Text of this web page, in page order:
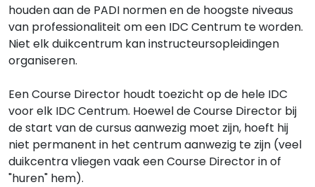
houden aan de PADI normen en de hoogste niveaus
van professionaliteit om een IDC Centrum te worden.
Niet elk duikcentrum kan instructeursopleidingen
organiseren.
Een Course Director houdt toezicht op de hele IDC
voor elk IDC Centrum. Hoewel de Course Director bij
de start van de cursus aanwezig moet zijn, hoeft hij
niet permanent in het centrum aanwezig te zijn (veel
duikcentra vliegen vaak een Course Director in of
"huren" hem).